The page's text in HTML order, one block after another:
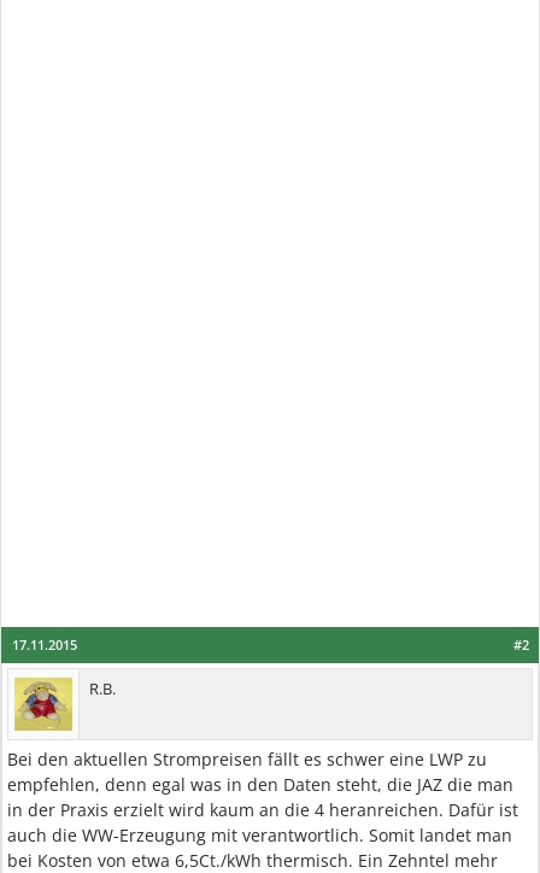
#2
17.11.2015
R.B.
Bei den aktuellen Strompreisen fällt es schwer eine LWP zu
empfehlen, denn egal was in den Daten steht, die JAZ die man
in der Praxis erzielt wird kaum an die 4 heranreichen. Dafür ist
auch die WW-Erzeugung mit verantwortlich. Somit landet man
bei Kosten von etwa 6,5Ct./kWh thermisch. Ein Zehntel mehr